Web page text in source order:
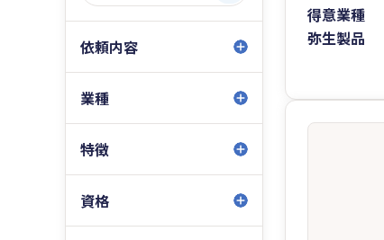
依頼内容
業種
特徴
資格
得意業種
弥生製品